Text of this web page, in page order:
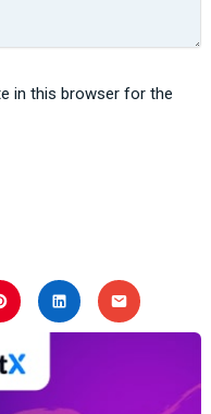
in this browser for the